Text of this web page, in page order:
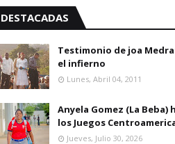
DESTACADAS
Testimonio de joa
el infierno
Lunes, Abril 04, 2011
Anyela Gomez (La Beba)
los Juegos
Jueves, Julio 30, 2026